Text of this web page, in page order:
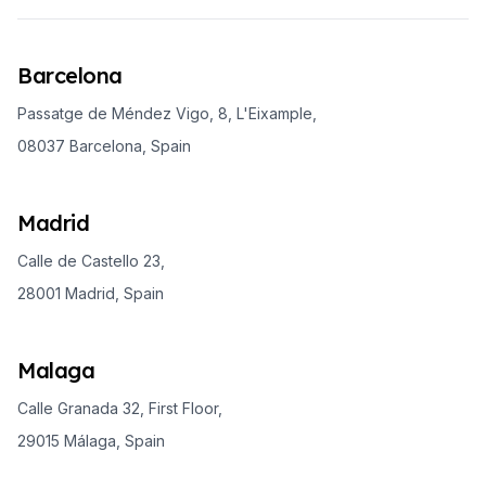
Barcelona
Passatge de Méndez Vigo, 8, L'Eixample,
08037 Barcelona, Spain
Madrid
Calle de Castello 23,
28001 Madrid, Spain
Malaga
Calle Granada 32, First Floor,
29015 Málaga, Spain